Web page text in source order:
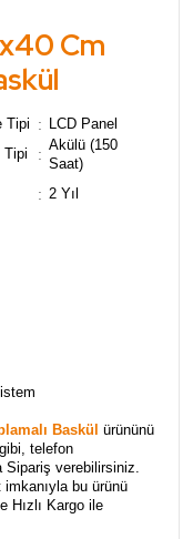
Cm
Tipi : LCD Panel
Tipi :
Akülü (150
Saat)
: 2 Yıl
Baskül ürününü
telefon
Sipariş verebilirsiniz.
bu ürünü
Hızlı Kargo ile